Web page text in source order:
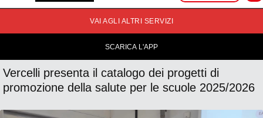
VAI AGLI ALTRI SERVIZI
SCARICA L'APP
Vercelli presenta il catalogo dei progetti di
promozione della salute per le scuole 2025/2026